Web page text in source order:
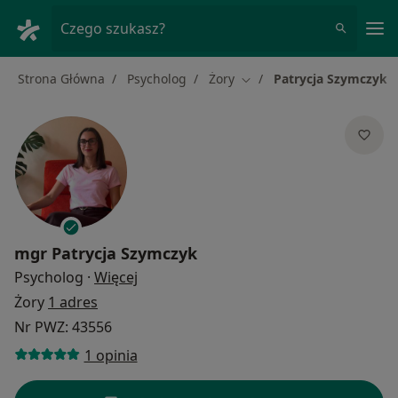
Czego szukasz?
Strona Główna Psycholog Żory Zmień miasto
Patrycja Szymczyk
mgr Patrycja Szymczyk
Psycholog · Więcej
Żory 1 adres
Nr PWZ: 43556
1 opinia